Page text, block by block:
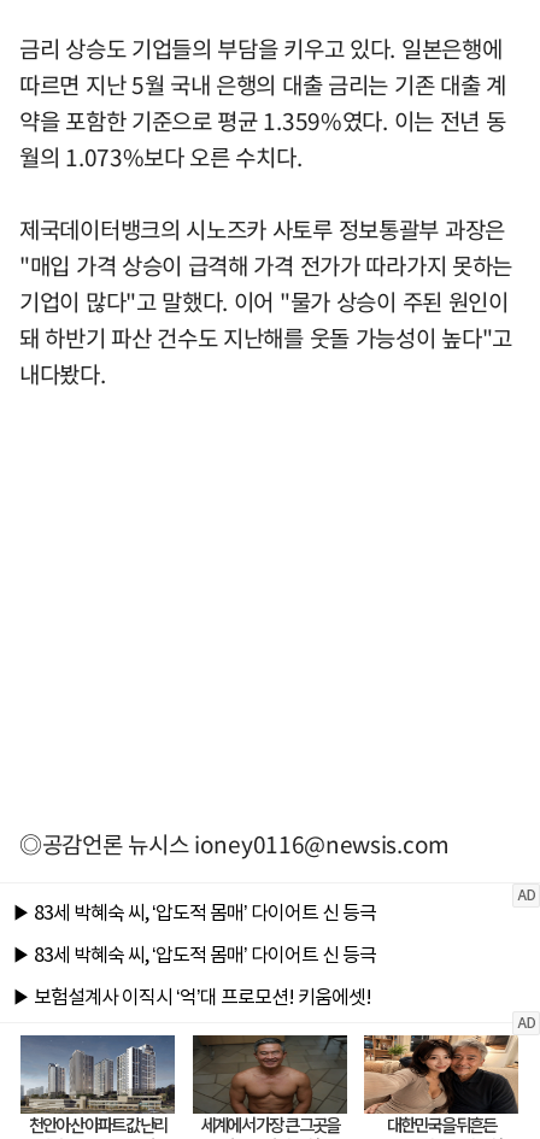
금리 상승도 기업들의 부담을 키우고 있다. 일본은행에
따르면 지난 5월 국내 은행의 대출 금리는 기존 대출 계
약을 포함한 기준으로 평균 1.359%였다. 이는 전년 동
월의 1.073%보다 오른 수치다.
제국데이터뱅크의 시노즈카 사토루 정보통괄부 과장은
"매입 가격 상승이 급격해 가격 전가가 따라가지 못하는
기업이 많다"고 말했다. 이어 "물가 상승이 주된 원인이
돼 하반기 파산 건수도 지난해를 웃돌 가능성이 높다"고
내다봤다.
◎공감언론 뉴시스ioney0116@newsis.com